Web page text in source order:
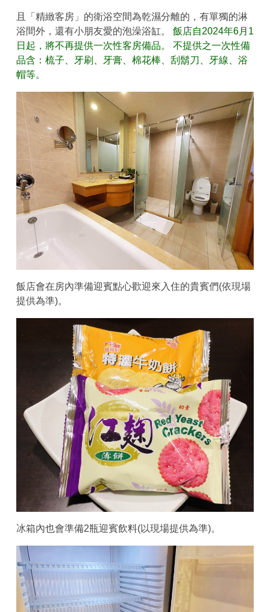
且「精緻客房」的衛浴空間為乾濕分離的，有單獨的淋
浴間外，還有小朋友愛的泡澡浴缸。 飯店自2024年6月1
日起，將不再提供一次性客房備品。 不提供之一次性備
品含：梳子、牙刷、牙膏、棉花棒、刮鬍刀、牙線、浴
帽等。
飯店會在房內準備迎賓點心歡迎來入住的貴賓們(依現場
提供為準)。
冰箱內也會準備2瓶迎賓飲料(以現場提供為準)。